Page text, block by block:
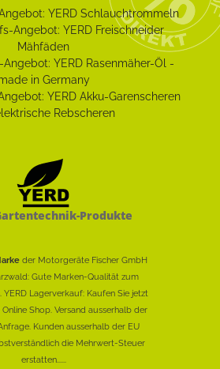
Produkte
der Motorgeräte Fischer GmbH
Gute Marken-Qualität zum
YERD Lagerverkauf: Kaufen Sie jetzt
Shop. Versand ausserhalb der
Kunden ausserhalb der EU
die Mehrwert-Steuer
erstatten......